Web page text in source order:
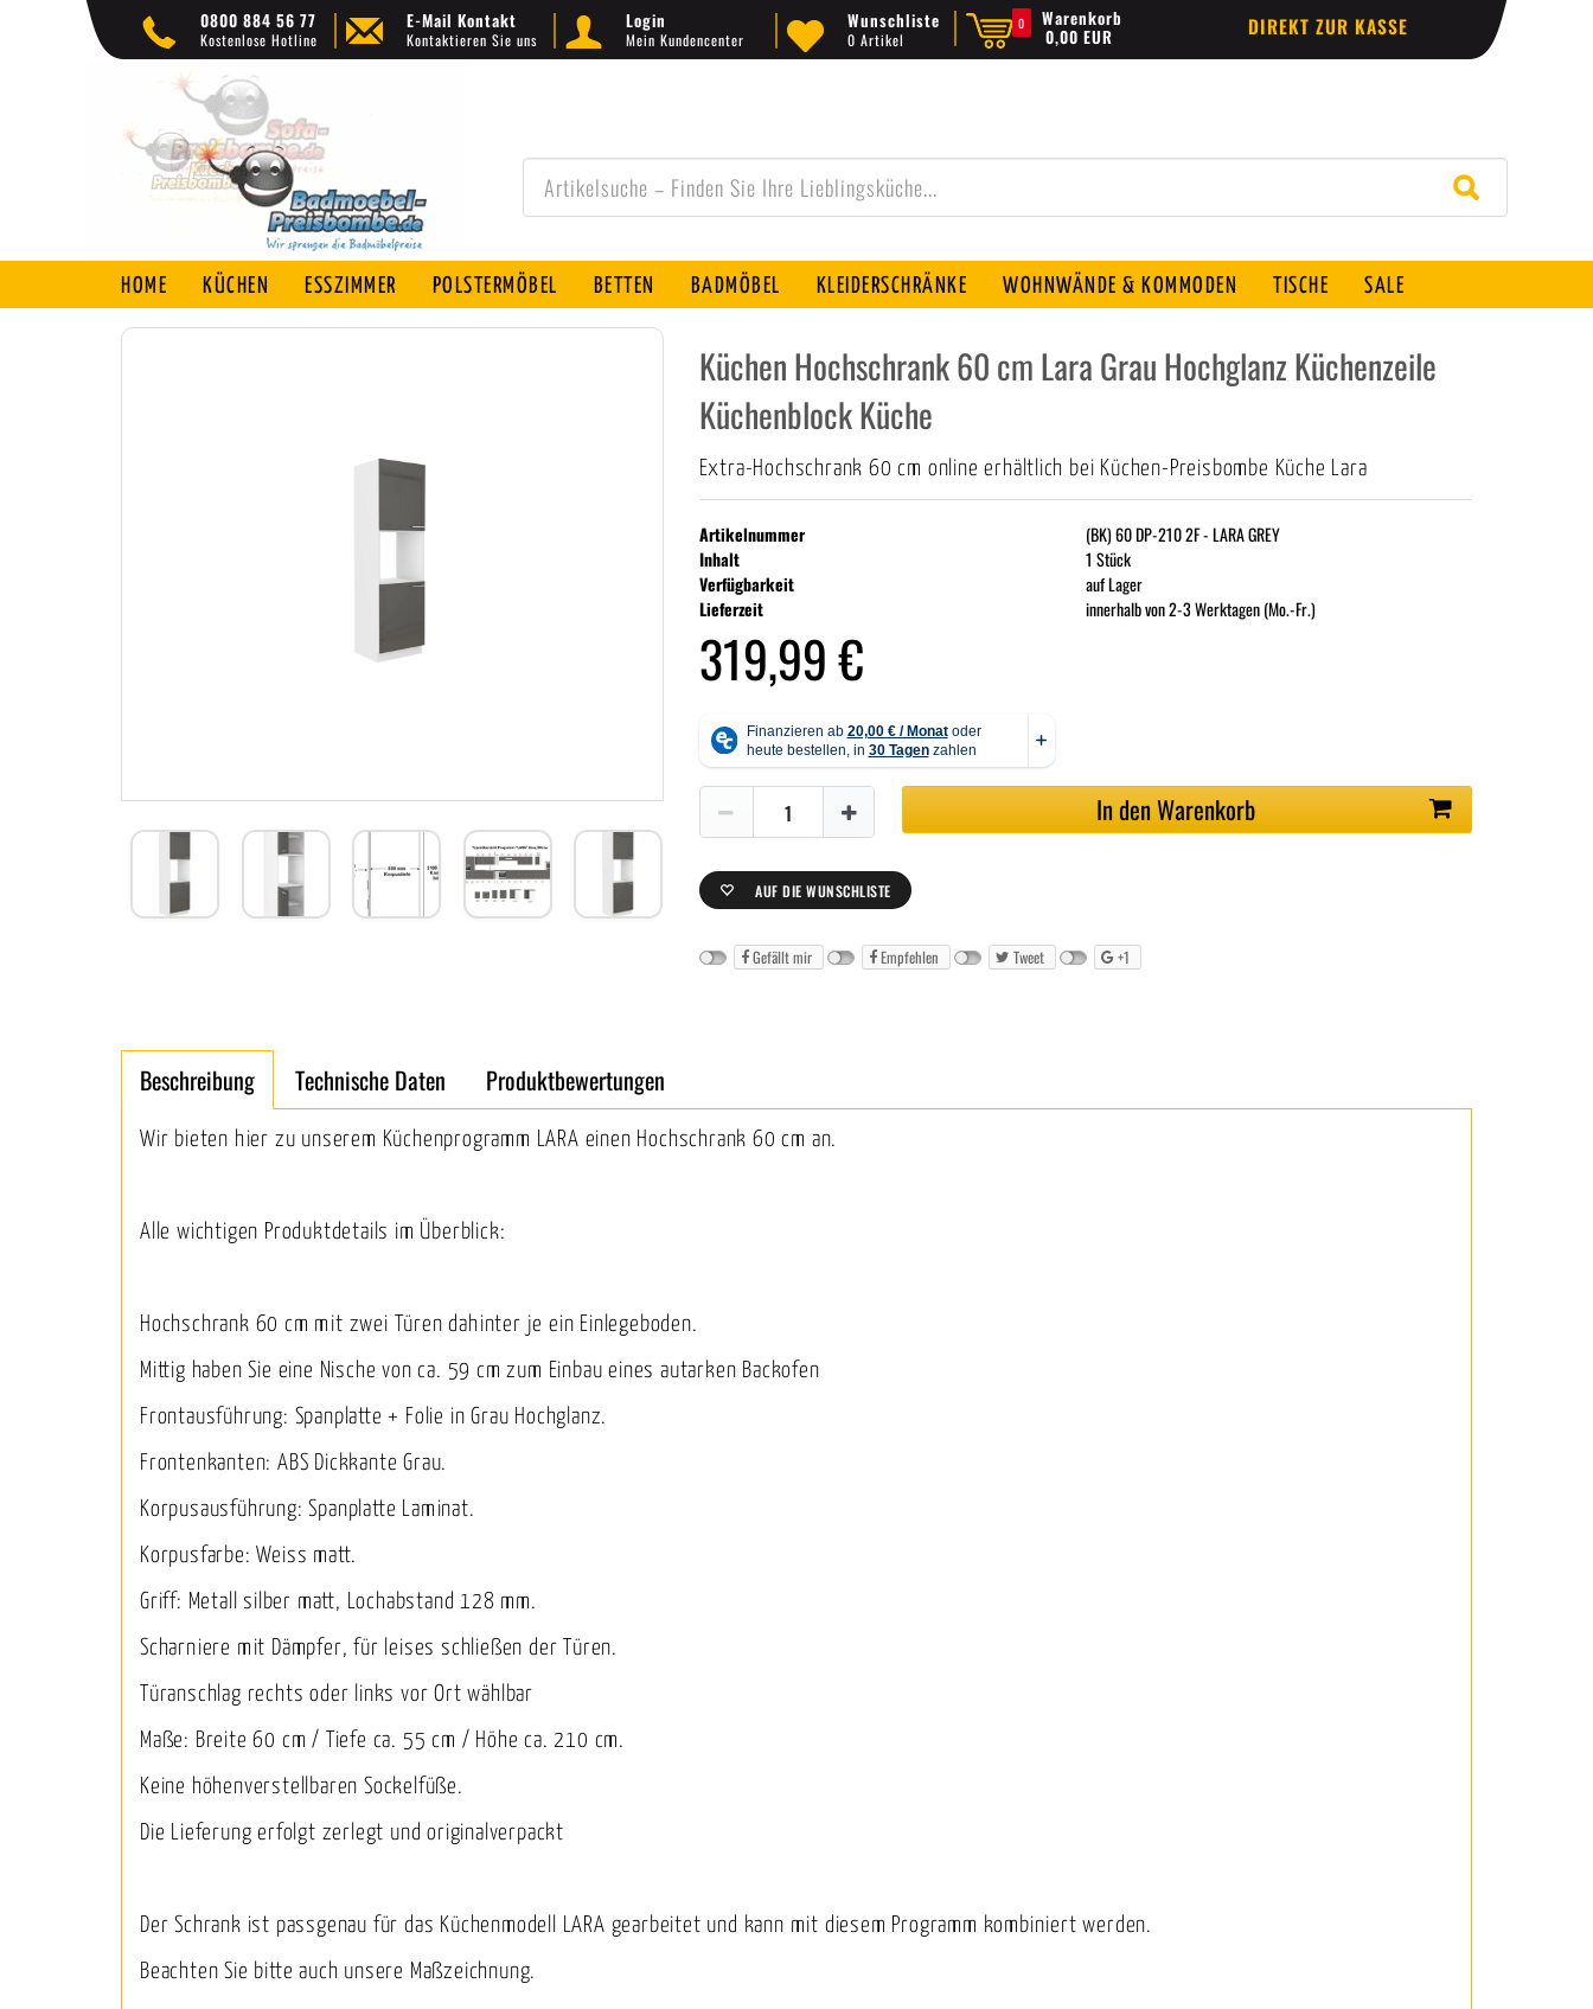
0800 884 56 77
Kostenlose Hotline
E-Mail Kontakt
Kontaktieren Sie uns
Login
Mein Kundencenter
Wunschliste
0 Artikel
Warenkorb
0,00 EUR
0 DIREKT ZUR KASSE
HOME KÜCHEN ESSZIMMER POLSTERMÖBEL BETTEN BADMÖBEL KLEIDERSCHRÄNKE WOHNWÄNDE & KOMMODEN TISCHE SALE
Küchen Hochschrank 60 cm Lara Grau Hochglanz Küchenzeile
Küchenblock Küche
Extra-Hochschrank 60 cm online erhältlich bei Küchen-Preisbombe Küche Lara
Artikelnummer
(BK) 60 DP-210 2F - LARA GREY
Inhalt
1 Stück
Verfügbarkeit
Lieferzeit
auf Lager
innerhalb von 2-3 Werktagen (Mo.-Fr.)
319,99 €
In den Warenkorb
AUF DIE WUNSCHLISTE
Gefällt mir Empfehlen Tweet +1
Beschreibung Technische Daten Produktbewertungen
Wir bieten hier zu unserem Küchenprogramm LARA einen Hochschrank 60 cm an.
Alle wichtigen Produktdetails im Überblick:
Hochschrank 60 cm mit zwei Türen dahinter je ein Einlegeboden.
Mittig haben Sie eine Nische von ca. 59 cm zum Einbau eines autarken Backofen
Frontausführung: Spanplatte + Folie in Grau Hochglanz.
Frontenkanten: ABS Dickkante Grau.
Korpusausführung: Spanplatte Laminat.
Korpusfarbe: Weiss matt.
Griff: Metall silber matt, Lochabstand 128 mm.
Scharniere mit Dämpfer, für leises schließen der Türen.
Türanschlag rechts oder links vor Ort wählbar
Maße: Breite 60 cm / Tiefe ca. 55 cm / Höhe ca. 210 cm.
Keine höhenverstellbaren Sockelfüße.
Die Lieferung erfolgt zerlegt und originalverpackt
Der Schrank ist passgenau für das Küchenmodell LARA gearbeitet und kann mit diesem Programm kombiniert werden.
Beachten Sie bitte auch unsere Maßzeichnung.